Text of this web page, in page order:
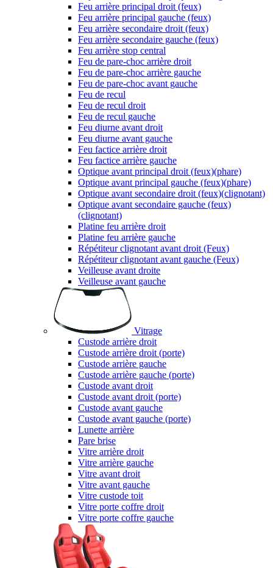
Feu arrière principal droit (feux)
Feu arrière principal gauche (feux)
Feu arrière secondaire droit (feux)
Feu arrière secondaire gauche (feux)
Feu arrière stop central
Feu de pare-choc arrière droit
Feu de pare-choc arrière gauche
Feu de pare-choc avant gauche
Feu de recul
Feu de recul droit
Feu de recul gauche
Feu diurne avant droit
Feu diurne avant gauche
Feu factice arrière droit
Feu factice arrière gauche
Optique avant principal droit (feux)(phare)
Optique avant principal gauche (feux)(phare)
Optique avant secondaire droit (feux)(clignotant)
Optique avant secondaire gauche (feux)
(clignotant)
Platine feu arrière droit
Platine feu arrière gauche
Répétiteur clignotant avant droit (Feux)
Répétiteur clignotant avant gauche (Feux)
Veilleuse avant droite
Veilleuse avant gauche
Vitrage
Custode arrière droit
Custode arrière droit (porte)
Custode arrière gauche
Custode arrière gauche (porte)
Custode avant droit
Custode avant droit (porte)
Custode avant gauche
Custode avant gauche (porte)
Lunette arrière
Pare brise
Vitre arrière droit
Vitre arrière gauche
Vitre avant droit
Vitre avant gauche
Vitre custode toit
Vitre porte coffre droit
Vitre porte coffre gauche